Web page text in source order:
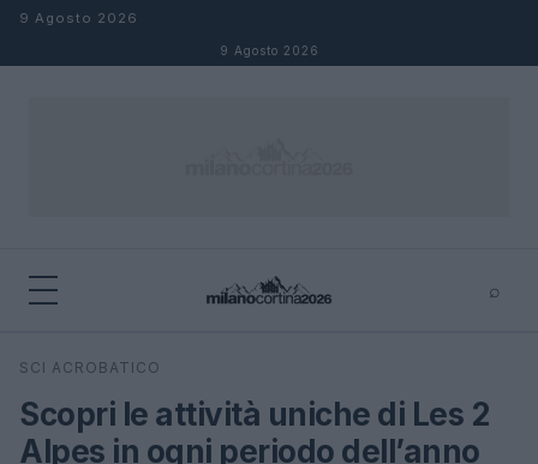
Salta al contenuto
9 Agosto 2026
9 Agosto 2026
⌕
Cerca
SCI ACROBATICO
Scopri le attività uniche di Les 2
Alpes in ogni periodo dell’anno